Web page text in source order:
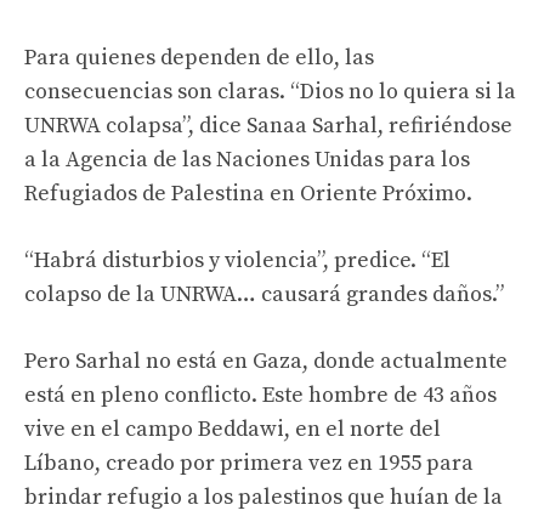
Para quienes dependen de ello, las
consecuencias son claras. “Dios no lo quiera si la
UNRWA colapsa”, dice Sanaa Sarhal, refiriéndose
a la Agencia de las Naciones Unidas para los
Refugiados de Palestina en Oriente Próximo.
“Habrá disturbios y violencia”, predice. “El
colapso de la UNRWA… causará grandes daños.”
Pero Sarhal no está en Gaza, donde actualmente
está en pleno conflicto. Este hombre de 43 años
vive en el campo Beddawi, en el norte del
Líbano, creado por primera vez en 1955 para
brindar refugio a los palestinos que huían de la